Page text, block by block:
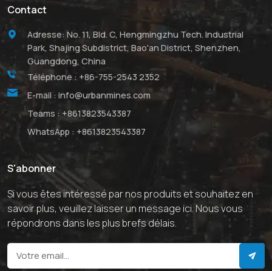
Contact
Adresse: No. 11, Bld. C, Hengmingzhu Tech. Industrial
Park, Shajing Subdistrict, Bao'an District, Shenzhen,
Guangdong, China
Téléphone : +86-755-2543 2352
E-mail : info@urbanmines.com
Teams : +8613823543387
WhatsApp : +8613823543387
S'abonner
Si vous êtes intéressé par nos produits et souhaitez en
savoir plus, veuillez laisser un message ici. Nous vous
répondrons dans les plus brefs délais.